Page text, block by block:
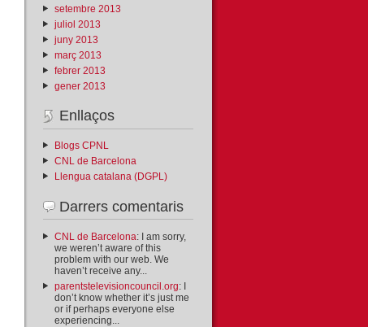
setembre 2013
juliol 2013
juny 2013
març 2013
febrer 2013
gener 2013
Enllaços
Blogs CPNL
CNL de Barcelona
Llengua catalana (DGPL)
Darrers comentaris
CNL de Barcelona: I am sorry,
we weren’t aware of this
problem with our web. We
haven’t receive any...
parentstelevisioncouncil.org: I
don’t know whether it’s just me
or if perhaps everyone else
experiencing...